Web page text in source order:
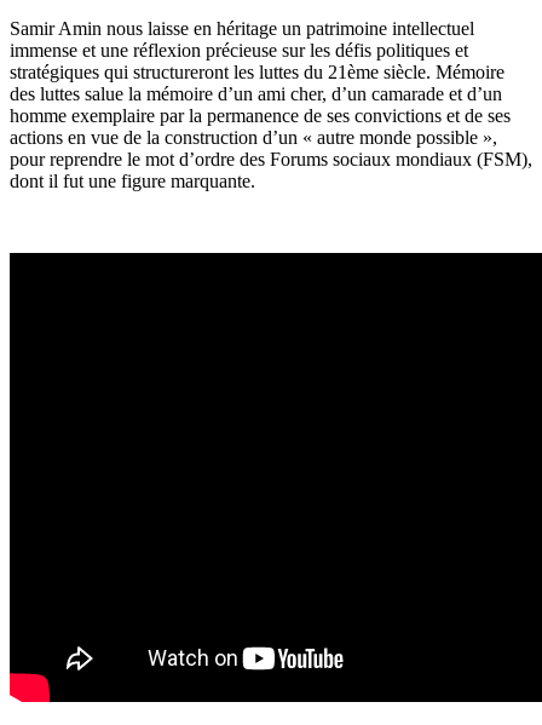
Samir Amin nous laisse en héritage un patrimoine intellectuel
immense et une réflexion précieuse sur les défis politiques et
stratégiques qui structureront les luttes du 21ème siècle. Mémoire
des luttes salue la mémoire d’un ami cher, d’un camarade et d’un
homme exemplaire par la permanence de ses convictions et de ses
actions en vue de la construction d’un « autre monde possible »,
pour reprendre le mot d’ordre des Forums sociaux mondiaux (FSM),
dont il fut une figure marquante.